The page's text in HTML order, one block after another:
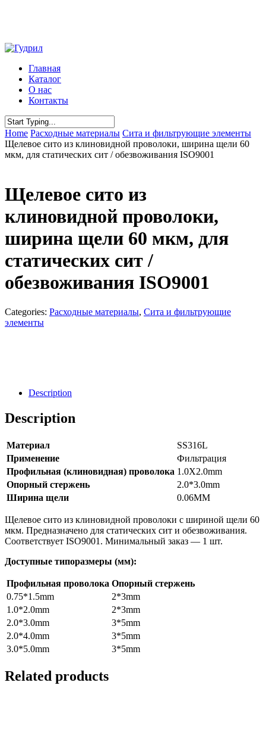
content
Menu
Главная
Каталог
О нас
Контакты
Close
Search
Home Расходные материалы Сита и фильтрующие элементы
Щелевое сито из клиновидной проволоки, ширина щели 60
мкм, для статических сит / обезвоживания ISO9001
Щелевое сито из
клиновидной проволоки,
ширина щели 60 мкм, для
статических сит /
обезвоживания ISO9001
Categories: Расходные материалы, Сита и фильтрующие
элементы
Description
Description
Материал
SS316L
Применение
Фильтрация
Профильная (клиновидная) проволока 1.0X2.0mm
Опорный стержень
2.0*3.0mm
Ширина щели
0.06MM
Щелевое сито из клиновидной проволоки с шириной щели 60
мкм. Предназначено для статических сит и обезвоживания.
Соответствует ISO9001. Минимальный заказ — 1 шт.
Доступные типоразмеры (мм):
Профильная проволока Опорный стержень
0.75*1.5mm
2*3mm
1.0*2.0mm
2*3mm
2.0*3.0mm
3*5mm
2.0*4.0mm
3*5mm
3.0*5.0mm
3*5mm
Related products